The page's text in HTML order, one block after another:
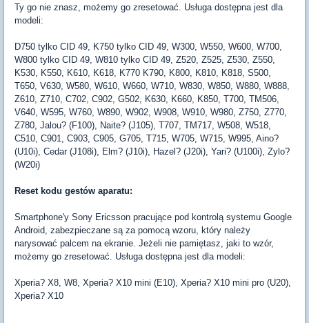
Ty go nie znasz, możemy go zresetować. Usługa dostępna jest dla
modeli:
D750 tylko CID 49, K750 tylko CID 49, W300, W550, W600, W700,
W800 tylko CID 49, W810 tylko CID 49, Z520, Z525, Z530, Z550,
K530, K550, K610, K618, K770 K790, K800, K810, K818, S500,
T650, V630, W580, W610, W660, W710, W830, W850, W880, W888,
Z610, Z710, C702, C902, G502, K630, K660, K850, T700, TM506,
V640, W595, W760, W890, W902, W908, W910, W980, Z750, Z770,
Z780, Jalou? (F100), Naite? (J105), T707, TM717, W508, W518,
C510, C901, C903, C905, G705, T715, W705, W715, W995, Aino?
(U10i), Cedar (J108i), Elm? (J10i), Hazel? (J20i), Yari? (U100i), Zylo?
(W20i)
Reset kodu gestów aparatu:
Smartphone'y Sony Ericsson pracujące pod kontrolą systemu Google
Android, zabezpieczane są za pomocą wzoru, który należy
narysować palcem na ekranie. Jeżeli nie pamiętasz, jaki to wzór,
możemy go zresetować. Usługa dostępna jest dla modeli:
Xperia? X8, W8, Xperia? X10 mini (E10), Xperia? X10 mini pro (U20),
Xperia? X10